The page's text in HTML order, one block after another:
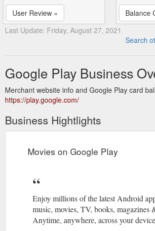
User Review »
Balance
Last Update: Friday, August 27, 2021
Search
Google Play Business
Merchant website info and Google Play card
https://play.google.com/
Business Hightlights
Movies on Google Play
Enjoy millions of the latest Android
music, movies, TV, books, magazines
Anytime, anywhere, across your